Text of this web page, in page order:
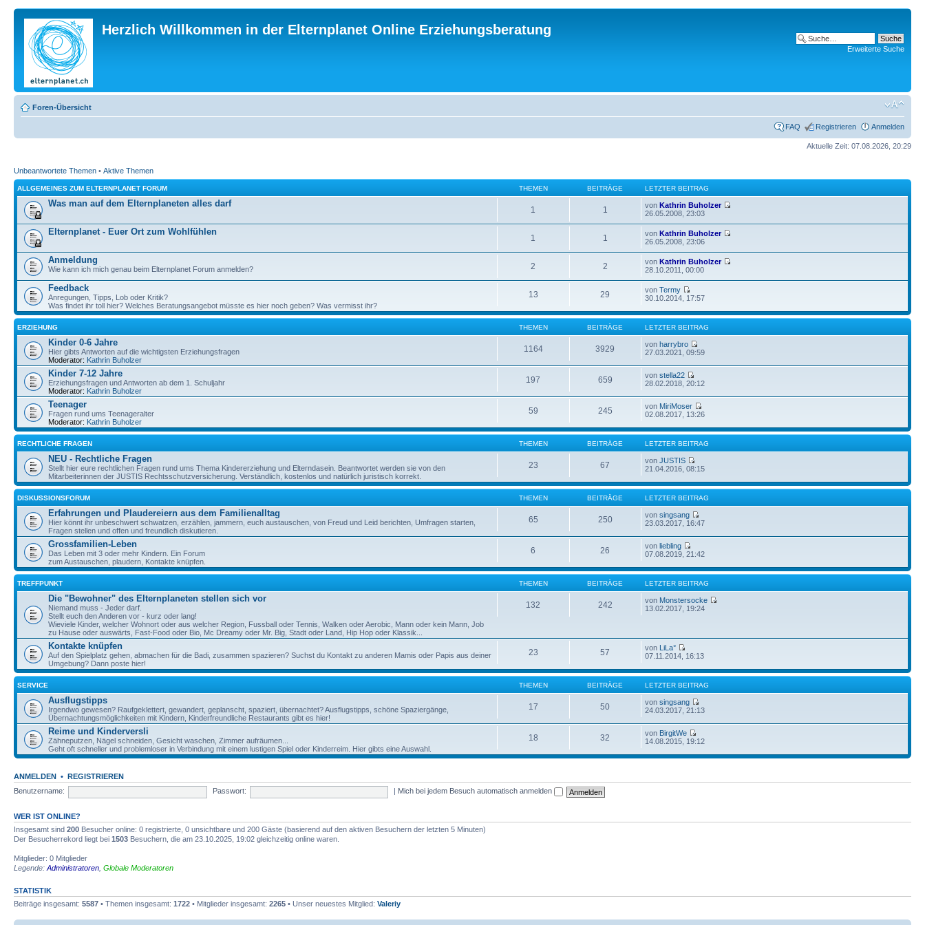
Herzlich Willkommen in der Elternplanet Online Erziehungsberatung
Erweiterte Suche
Foren-Übersicht
FAQ Registrieren Anmelden
Aktuelle Zeit: 07.08.2026, 20:29
Unbeantwortete Themen • Aktive Themen
ALLGEMEINES ZUM ELTERNPLANET FORUM THEMEN BEITRÄGE LETZTER BEITRAG
Was man auf dem Elternplaneten alles darf
1 1 vonKathrin Buholzer
26.05.2008, 23:03
Elternplanet - Euer Ort zum Wohlfühlen
1 1 vonKathrin Buholzer
26.05.2008, 23:06
Anmeldung
Wie kann ich mich genau beim Elternplanet Forum anmelden? 2 2 vonKathrin Buholzer
28.10.2011, 00:00
Feedback
Anregungen, Tipps, Lob oder Kritik?
Was findet ihr toll hier? Welches Beratungsangebot müsste es hier noch geben? Was vermisst ihr?
13 29 vonTermy
30.10.2014, 17:57
ERZIEHUNG THEMEN BEITRÄGE LETZTER BEITRAG
Kinder 0-6 Jahre
Hier gibts Antworten auf die wichtigsten Erziehungsfragen
Moderator: Kathrin Buholzer
1164 3929 vonharrybro
27.03.2021, 09:59
Kinder 7-12 Jahre
Erziehungsfragen und Antworten ab dem 1. Schuljahr
Moderator: Kathrin Buholzer
197 659 vonstella22
28.02.2018, 20:12
Teenager
Fragen rund ums Teenageralter
Moderator: Kathrin Buholzer
59 245 von MiriMoser
02.08.2017, 13:26
RECHTLICHE FRAGEN THEMEN BEITRÄGE LETZTER BEITRAG
NEU - Rechtliche Fragen
Stellt hier eure rechtlichen Fragen rund ums Thema Kindererziehung und Elterndasein. Beantwortet werden sie von den
Mitarbeiterinnen der JUSTIS Rechtsschutzversicherung. Verständlich, kostenlos und natürlich juristisch korrekt.
23 67 vonJUSTIS
21.04.2016, 08:15
DISKUSSIONSFORUM THEMEN BEITRÄGE LETZTER BEITRAG
Erfahrungen und Plaudereiern aus dem Familienalltag
Hier könnt ihr unbeschwert schwatzen, erzählen, jammern, euch austauschen, von Freud und Leid berichten, Umfragen starten,
Fragen stellen und offen und freundlich diskutieren.
65 250 vonsingsang
23.03.2017, 16:47
Grossfamilien-Leben
Das Leben mit 3 oder mehr Kindern. Ein Forum
zum Austauschen, plaudern, Kontakte knüpfen.
6 26 vonliebling
07.08.2019, 21:42
TREFFPUNKT THEMEN BEITRÄGE LETZTER BEITRAG
Die "Bewohner" des Elternplaneten stellen sich vor
Niemand muss - Jeder darf.
Stellt euch den Anderen vor - kurz oder lang!
Wieviele Kinder, welcher Wohnort oder aus welcher Region, Fussball oder Tennis, Walken oder Aerobic, Mann oder kein Mann, Job
zu Hause oder auswärts, Fast-Food oder Bio, Mc Dreamy oder Mr. Big, Stadt oder Land, Hip Hop oder Klassik...
132 242 von Monstersocke
13.02.2017, 19:24
Kontakte knüpfen
Auf den Spielplatz gehen, abmachen für die Badi, zusammen spazieren? Suchst du Kontakt zu anderen Mamis oder Papis aus deiner
Umgebung? Dann poste hier!
23 57 von LiLa°
07.11.2014, 16:13
SERVICE THEMEN BEITRÄGE LETZTER BEITRAG
Ausflugstipps
Irgendwo gewesen? Raufgeklettert, gewandert, geplanscht, spaziert, übernachtet? Ausflugstipps, schöne Spaziergänge,
Übernachtungsmöglichkeiten mit Kindern, Kinderfreundliche Restaurants gibt es hier!
17 50 vonsingsang
24.03.2017, 21:13
Reime und Kinderversli
Zähneputzen, Nägel schneiden, Gesicht waschen, Zimmer aufräumen...
Geht oft schneller und problemloser in Verbindung mit einem lustigen Spiel oder Kinderreim. Hier gibts eine Auswahl.
18 32 von BirgitWe
14.08.2015, 19:12
ANMELDEN • REGISTRIEREN
Benutzername:
Passwort: Mich bei jedem Besuch automatisch anmelden
WER IST ONLINE?
Insgesamt sind 200 Besucher online: 0 registrierte, 0 unsichtbare und 200 Gäste (basierend auf den aktiven Besuchern der letzten 5 Minuten)
Der Besucherrekord liegt bei 1503 Besuchern, die am 23.10.2025, 19:02 gleichzeitig online waren.
Mitglieder: 0 Mitglieder
Legende: Administratoren Globale Moderatoren
STATISTIK
Beiträge insgesamt: 5587 • Themen insgesamt: 1722 • Mitglieder insgesamt: 2265 • Unser neuestes Mitglied: Valeriy